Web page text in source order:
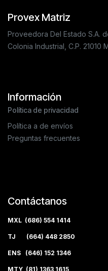
Provex Matriz
Proveedora Del Estado S.A.
Colonia Industrial, C.P. 21010
Información
Política de privacidad
Política a de envíos
Preguntas frecuentes
Contáctanos
MXL (686) 554 1414
TJ (664) 448 2850
ENS (646) 152 1346
MTY (81) 1363 1615